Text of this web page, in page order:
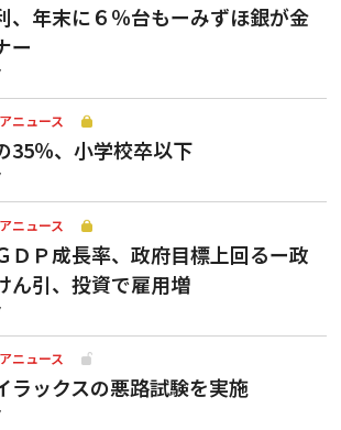
、年末に６％台もーみずほ銀が金
ー
ニュース
35％、小学校卒以下
ニュース
ＤＰ成長率、政府目標上回るー政
ん引、投資で雇用増
ニュース
ラックスの悪路試験を実施